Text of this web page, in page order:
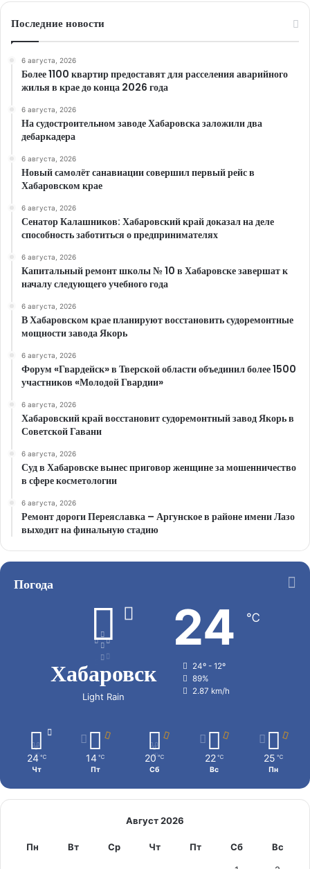
Последние новости
6 августа, 2026
Более 1100 квартир предоставят для расселения аварийного
жилья в крае до конца 2026 года
6 августа, 2026
На судостроительном заводе Хабаровска заложили два
дебаркадера
6 августа, 2026
Новый самолёт санавиации совершил первый рейс в
Хабаровском крае
6 августа, 2026
Сенатор Калашников: Хабаровский край доказал на деле
способность заботиться о предпринимателях
6 августа, 2026
Капитальный ремонт школы № 10 в Хабаровске завершат к
началу следующего учебного года
6 августа, 2026
В Хабаровском крае планируют восстановить судоремонтные
мощности завода Якорь
6 августа, 2026
Форум «Гвардейск» в Тверской области объединил более 1500
участников «Молодой Гвардии»
6 августа, 2026
Хабаровский край восстановит судоремонтный завод Якорь в
Советской Гавани
6 августа, 2026
Суд в Хабаровске вынес приговор женщине за мошенничество
в сфере косметологии
6 августа, 2026
Ремонт дороги Переяславка – Аргунское в районе имени Лазо
выходит на финальную стадию
Погода
Хабаровск
Light Rain
24 ℃
24º - 12º
89%
2.87 km/h
24 ℃
Чт
14 ℃
Пт
20 ℃
Сб
22 ℃
Вс
25 ℃
Пн
Август 2026
Пн Вт Ср Чт Пт Сб Вс